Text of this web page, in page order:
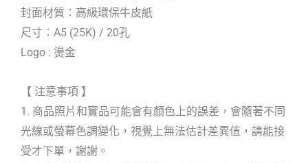
封面材質：高級環保牛皮紙
尺寸：A5 (25K) / 20孔
Logo : 燙金
【 注意事項 】
1. 商品照片和實品可能會有顏色上的誤差，會隨著不同
光線或螢幕色調變化，視覺上無法估計差異值，請能接
受才下單，謝謝。